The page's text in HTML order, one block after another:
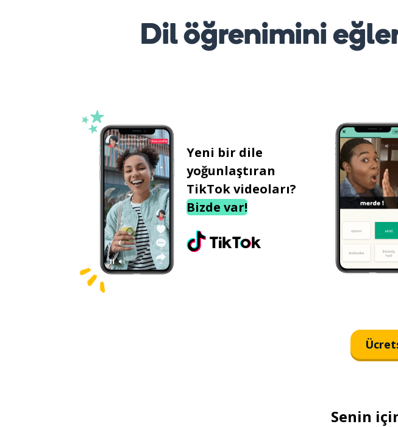
Dil öğrenimini
Yeni bir dile
yoğunlaştıran
TikTok videoları?
Bizde var!
Senin